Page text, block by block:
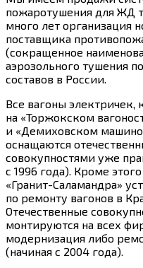
пожаротушения для ЖД
много лет организация
поставщика
(сокращенное
аэрозольного тушения
составов в России.
Все вагоны электричек,
на «Торжокском
и «Демиховском
оснащаются
совокупностями уже
с 1996 года). Кроме
«Гранит-Саламандра»
по ремонту вагонов в
Отечественные
монтируются на всех
модернизация либо
(начиная с 2004 года).